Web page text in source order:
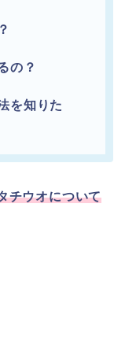
の？
を知りた
チウオについて